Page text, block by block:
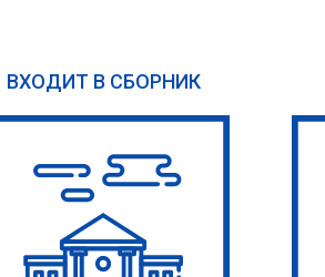
ВХОДИТ В СБОРНИК